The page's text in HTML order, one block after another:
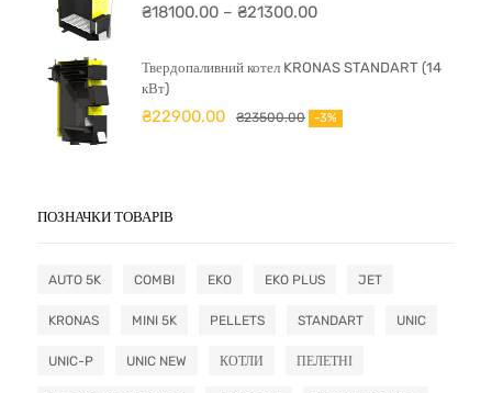
₴18100.00 – ₴21300.00
Твердопаливний котел KRONAS STANDART (14
кВт)
₴23500.00
₴22900.00 -3%
ПОЗНАЧКИ ТОВАРІВ
AUTO 5K COMBI EKO EKO PLUS JET
KRONAS MINI 5K PELLETS STANDART UNIC
UNIC-P UNIC NEW КОТЛИ ПЕЛЕТНІ